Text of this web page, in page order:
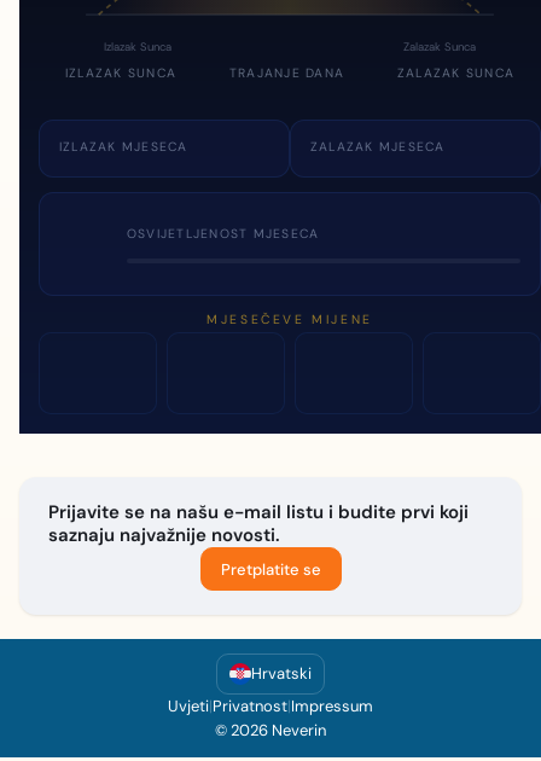
Izlazak Sunca Zalazak Sunca
IZLAZAK SUNCA TRAJANJE DANA ZALAZAK SUNCA
IZLAZAK MJESECA ZALAZAK MJESECA
OSVIJETLJENOST MJESECA
MJESEČEVE MIJENE
Prijavite se na našu e-mail listu i budite prvi koji
saznaju najvažnije novosti.
Pretplatite se
Hrvatski
Uvjeti|Privatnost|Impressum
© 2026 Neverin